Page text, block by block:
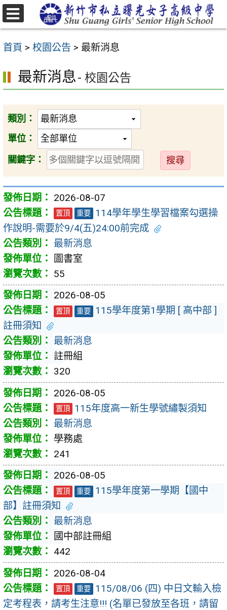
跳
至
要
容
首頁 > 校園公告 > 最新消息
最新消息- 校園公告
類別：
單位：
關鍵字：
送
出
2026-08-07
置頂 重要 114學年學生學習檔案勾選操
作說明-需要於9/4(五)24:00前完成
最新消息
圖書室
55
2026-08-05
置頂 重要 115學年度第1學期 [ 高中部 ]
註冊須知
最新消息
註冊組
320
2026-08-05
置頂 115年度高一新生學號繡製須知
最新消息
學務處
241
2026-08-05
置頂 重要 115學年度第一學期【國中
部】註冊須知
最新消息
國中部註冊組
442
2026-08-04
置頂 重要 115/08/06 (四) 中日文輸入檢
定考程表，請考生注意!!! (名單已發放至各班，請留
選
單